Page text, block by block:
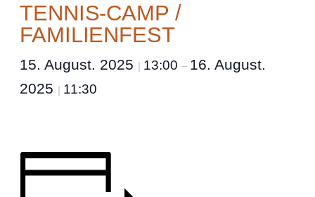
TENNIS-CAMP /
FAMILIENFEST
15. August. 2025 | 13:00 – 16. August.
2025 | 11:30